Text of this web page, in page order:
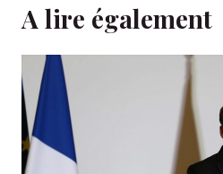
A lire également